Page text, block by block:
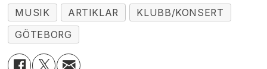
MUSIK ARTIKLAR
KLUBB/KONSERT
GÖTEBORG